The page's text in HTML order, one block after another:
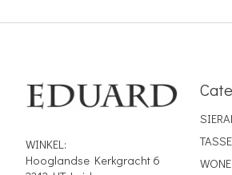
WINKEL:
Hooglandse Kerkgracht 6